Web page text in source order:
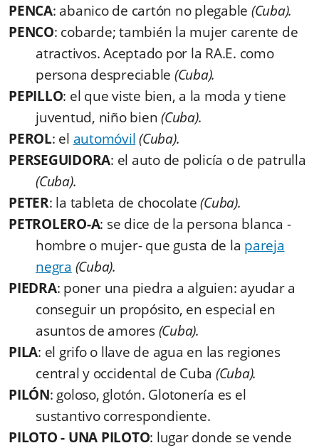
PENCA: abanico de cartón no plegable (Cuba).
PENCO: cobarde; también la mujer carente de
atractivos. Aceptado por la RA.E. como
persona despreciable (Cuba).
PEPILLO: el que viste bien, a la moda y tiene
juventud, niño bien(Cuba).
PEROL: el automóvil(Cuba).
PERSEGUIDORA: el auto de policía o de patrulla
(Cuba).
PETER: la tableta de chocolate(Cuba).
PETROLERO-A: se dice de la persona blanca -
hombre o mujer- que gusta de la pareja
negra (Cuba).
PIEDRA: poner una piedra a alguien: ayudar a
conseguir un propósito, en especial en
asuntos de amores(Cuba).
PILA: el grifo o llave de agua en las regiones
central y occidental de Cuba (Cuba).
PILÓN: goloso, glotón. Glotonería es el
sustantivo correspondiente.
PILOTO - UNA PILOTO: lugar donde se vende